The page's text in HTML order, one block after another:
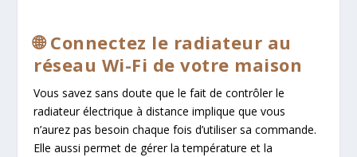
🌐 Connectez le radiateur au
réseau Wi-Fi de votre maison
Vous savez sans doute que le fait de contrôler le
radiateur électrique à distance implique que vous
n’aurez pas besoin chaque fois d’utiliser sa commande.
Elle aussi permet de gérer la température et la